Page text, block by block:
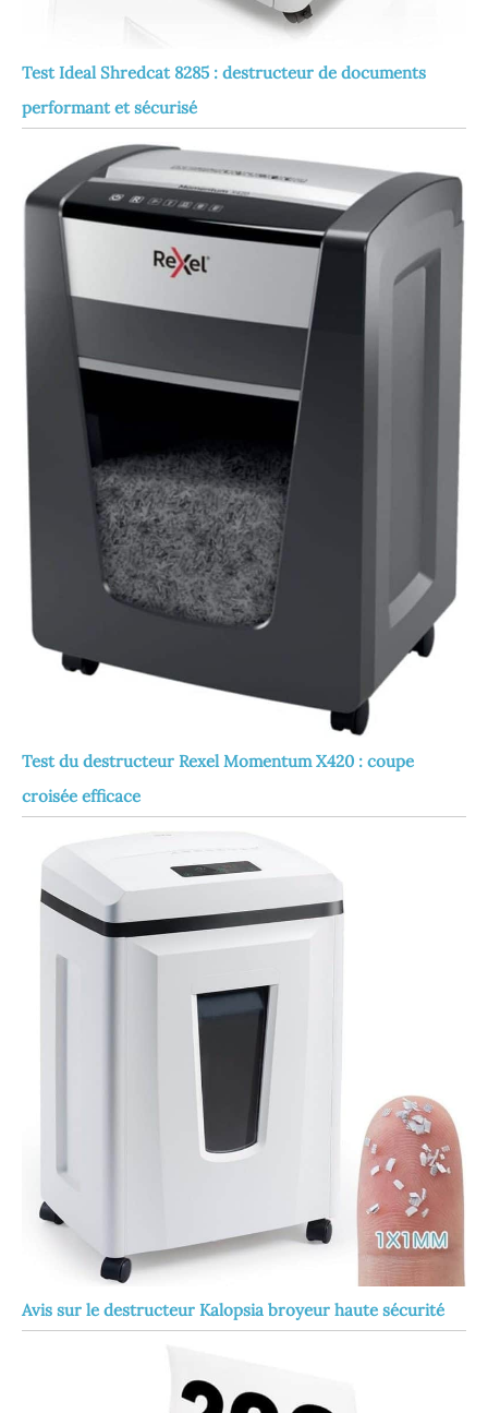
Test Ideal Shredcat 8285 : destructeur de documents
performant et sécurisé
Test du destructeur Rexel Momentum X420 : coupe
croisée efficace
Avis sur le destructeur Kalopsia broyeur haute sécurité